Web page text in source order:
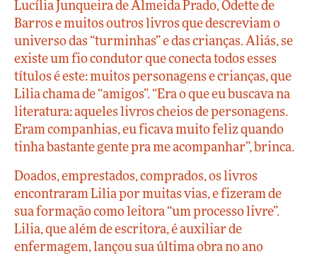
Lucília Junqueira de Almeida Prado, Odette de
Barros e muitos outros livros que descreviam o
universo das “turminhas” e das crianças. Aliás, se
existe um fio condutor que conecta todos esses
títulos é este: muitos personagens e crianças, que
Lilia chama de “amigos”. “Era o que eu buscava na
literatura: aqueles livros cheios de personagens.
Eram companhias, eu ficava muito feliz quando
tinha bastante gente pra me acompanhar”, brinca.
Doados, emprestados, comprados, os livros
encontraram Lilia por muitas vias, e fizeram de
sua formação como leitora “um processo livre”.
Lilia, que além de escritora, é auxiliar de
enfermagem, lançou sua última obra no ano